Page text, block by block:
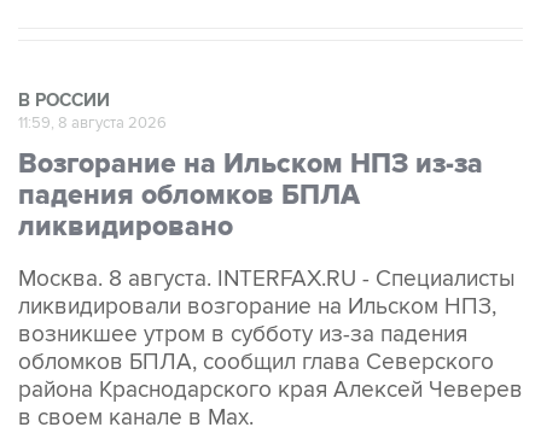
В РОССИИ
11:59, 8 августа 2026
Возгорание на Ильском НПЗ из-за
падения обломков БПЛА
ликвидировано
Москва. 8 августа. INTERFAX.RU - Специалисты
ликвидировали возгорание на Ильском НПЗ,
возникшее утром в субботу из-за падения
обломков БПЛА, сообщил глава Северского
района Краснодарского края Алексей Чеверев
в своем канале в Max.